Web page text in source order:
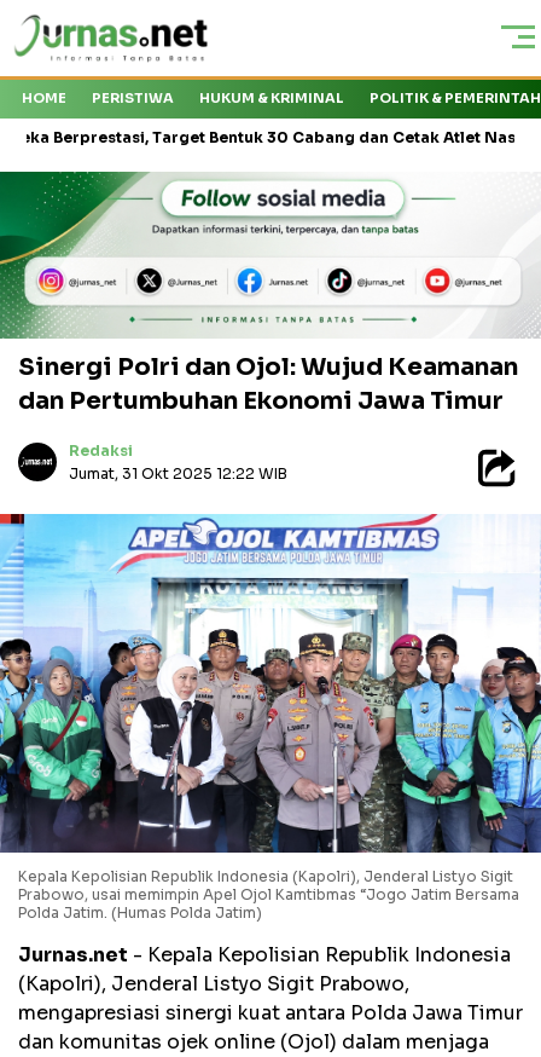
HOME PERISTIWA HUKUM & KRIMINAL POLITIK &
Target Bentuk 30 Cabang dan Cetak Atlet Nasional
Sinergi Polri dan Ojol: Wujud Keamanan
dan Pertumbuhan Ekonomi Jawa Timur
Redaksi
Jumat, 31 Okt 2025 12:22 WIB
Kepala Kepolisian Republik Indonesia (Kapolri), Jenderal Listyo Sigit
Prabowo, usai memimpin Apel Ojol Kamtibmas “Jogo Jatim Bersama
Polda Jatim. (Humas Polda Jatim)
Jurnas.net - Kepala Kepolisian Republik Indonesia
(Kapolri), Jenderal Listyo Sigit Prabowo,
mengapresiasi sinergi kuat antara Polda Jawa Timur
dan komunitas ojek online (Ojol) dalam menjaga